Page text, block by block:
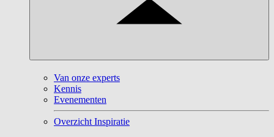
Van onze experts
Kennis
Evenementen
Overzicht Inspiratie